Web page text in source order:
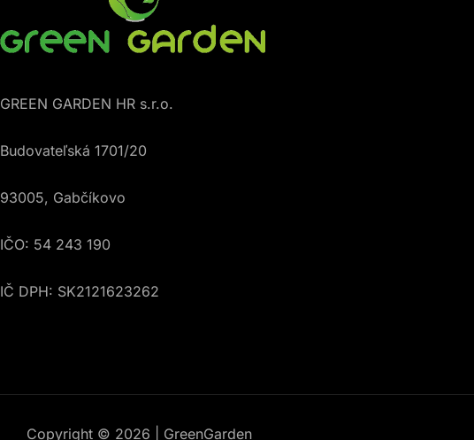
GREEN GARDEN HR s.r.o.
Budovateľská 1701/20
93005, Gabčíkovo
IČO: 54 243 190
IČ DPH: SK2121623262
Copyright © 2026 | GreenGarden